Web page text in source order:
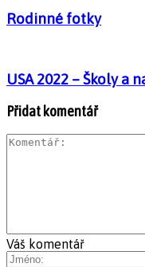
Rodinné fotky
USA 2022 – Školy a
Přidat komentář
Váš komentář